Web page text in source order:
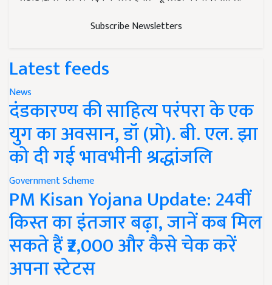
Subscribe Newsletters
Latest feeds
News
दंडकारण्य की साहित्य परंपरा के एक
युग का अवसान, डॉ (प्रो). बी. एल. झा
को दी गई भावभीनी श्रद्धांजलि
Government Scheme
PM Kisan Yojana Update: 24वीं
किस्त का इंतजार बढ़ा, जानें कब मिल
सकते हैं ₹2,000 और कैसे चेक करें
अपना स्टेटस